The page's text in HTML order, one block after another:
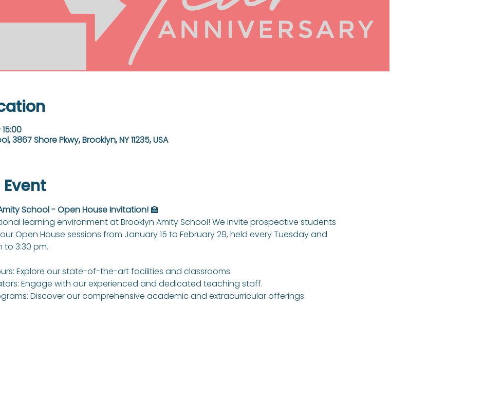
3867 Shore Pkwy, Brooklyn, NY 11235, USA
School - Open House Invitation! 🏫
learning environment at Brooklyn Amity School! We invite prospective students
Open House sessions from January 15 to February 29, held every Tuesday and
to 3:30 pm.
Explore our state-of-the-art facilities and classrooms.
Engage with our experienced and dedicated teaching staff.
Discover our comprehensive academic and extracurricular offerings.